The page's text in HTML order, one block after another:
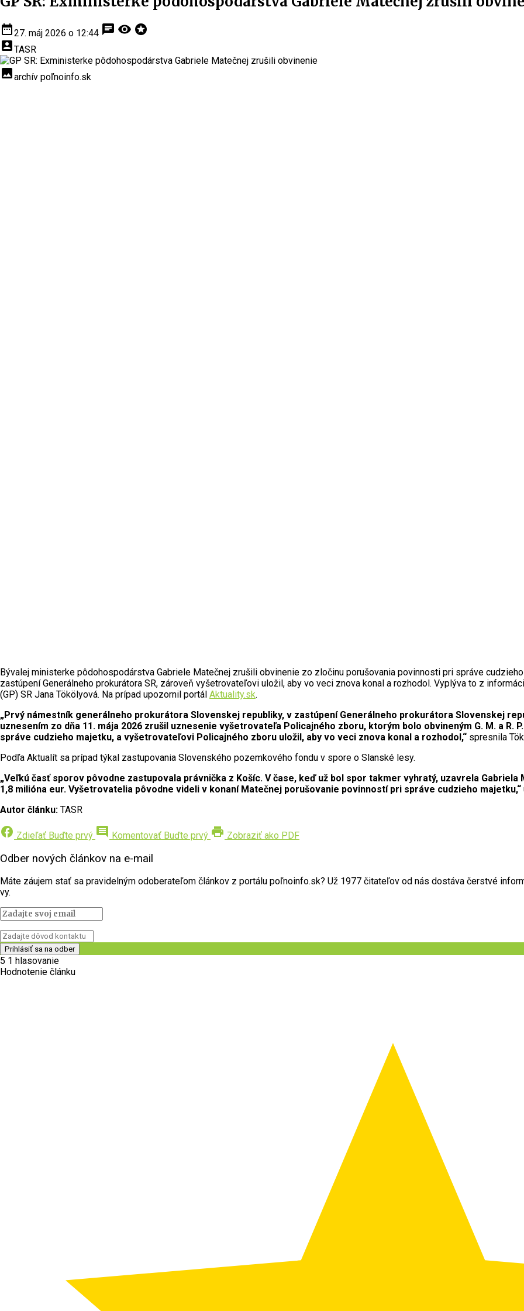
date_range27. máj 2026 o 12:44 chat visibility stars
account_boxTASR
insert_photoarchív poľnoinfo.sk
Bývalej ministerke pôdohospodárstva Gabriele Matečnej zrušili obvinenie zo zločinu porušovania povinnosti pri správe
zastúpení Generálneho prokurátora SR, zároveň vyšetrovateľovi uložil, aby vo veci znova konal a rozhodol. Vyplýva to z
(GP) SR Jana Tökölyová. Na prípad upozornil portál Aktuality.sk.
„Prvý námestník generálneho prokurátora Slovenskej republiky, v zastúpení Generálneho prokurátora Slovenskej
uznesením zo dňa 11. mája 2026 zrušil uznesenie vyšetrovateľa Policajného zboru, ktorým bolo obvineným G. M. a R.
správe cudzieho majetku, a vyšetrovateľovi Policajného zboru uložil, aby vo veci znova konal a rozhodol,“ spresnila
Podľa Aktualít sa prípad týkal zastupovania Slovenského pozemkového fondu v spore o Slanské lesy.
„Veľkú časť sporov pôvodne zastupovala právnička z Košíc. V čase, keď už bol spor takmer vyhratý, uzavrela
1,8 milióna eur. Vyšetrovatelia pôvodne videli v konaní Matečnej porušovanie povinností pri správe cudzieho majetku,“
Autor článku: TASR
facebook Zdieľať Buďte prvý comment Komentovať Buďte prvý print Zobraziť ako PDF
Odber nových článkov na e-mail
Máte záujem stať sa pravidelným odoberateľom článkov z portálu poľnoinfo.sk? Už 1977 čitateľov od nás dostáva čerstvé
vy.
5 1 hlasovanie
Hodnotenie článku